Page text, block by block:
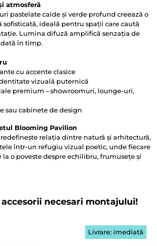
atmosferă
pastelate calde și verde profund creează o
ideală pentru spații care caută
Lumina difuză amplifică senzația de
în timp.
cu accente clasice
vizuală puternică
premium – showroomuri, lounge-uri,
sau cabinete de design
Blooming Pavilion
relația dintre natură și arhitectură,
într-un refugiu vizual poetic, unde fiecare
o poveste despre echilibru, frumusețe și
necesari montajului!
Livrare: imediată